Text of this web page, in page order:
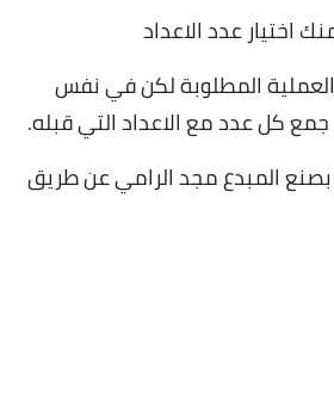
اختيار عدد الاعداد
المطلوبة لكن في نفس
كل عدد مع الاعداد التي قبله.
بصنع المبدع مجد الرامي عن طريق